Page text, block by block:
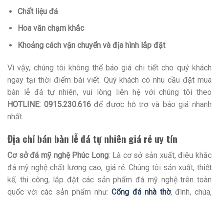
Chất liệu đá
Hoa văn chạm khắc
Khoảng cách vận chuyển và địa hình lắp đặt
Vì vậy, chúng tôi không thể báo giá chi tiết cho quý khách
ngay tại thời điểm bài viết. Quý khách có nhu cầu đặt mua
bàn lễ đá tự nhiên, vui lòng liên hệ với chúng tôi theo
HOTLINE: 0915.230.616để được hỗ trợ và báo giá nhanh
nhất.
Địa chỉ bán bàn lễ đá tự nhiên giá rẻ uy tín
Cơ sở đá mỹ nghệ Phúc Long: Là cơ sở sản xuất, điêu khắc
đá mỹ nghệ chất lượng cao, giá rẻ. Chúng tôi sản xuất, thiết
kế, thi công, lắp đặt các sản phẩm đá mỹ nghệ trên toàn
quốc với các sản phẩm như:Cổng đá nhà thờ, đình, chùa,